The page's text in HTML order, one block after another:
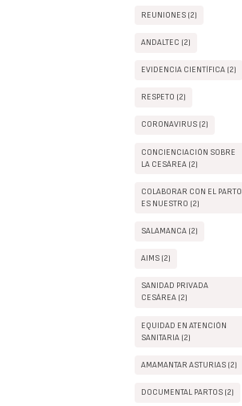
REUNIONES (2)
ANDALTEC (2)
EVIDENCIA CIENTÍFICA (2)
RESPETO (2)
CORONAVIRUS (2)
CONCIENCIACIÓN SOBRE
LA CESÁREA (2)
COLABORAR CON EL PARTO
ES NUESTRO (2)
SALAMANCA (2)
AIMS (2)
SANIDAD PRIVADA
CESÁREA (2)
EQUIDAD EN ATENCIÓN
SANITARIA (2)
AMAMANTAR ASTURIAS (2)
DOCUMENTAL PARTOS (2)